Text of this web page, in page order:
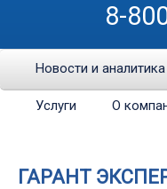
8-
Новости и аналитика
Услуги О
ГАРАНТ